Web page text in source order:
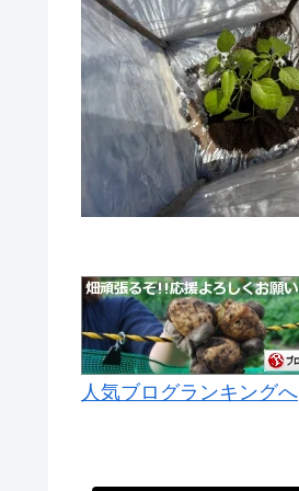
人気ブログランキングへ